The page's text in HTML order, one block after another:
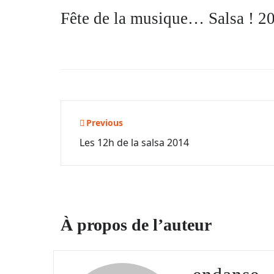
Fête de la musique… Salsa !
Navigation
de
Previous
Les 12h de la salsa 2014
À propos de l’auteur